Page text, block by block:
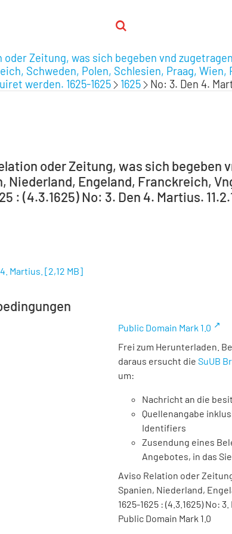
oder Zeitung, was sich begeben vnd
Schweden, Polen, Schlesien, Praag,
werden. 1625-1625
1625 No: 3. Den 4.
oder Zeitung, was sich begeben
Niederland, Engeland, Franckreich,
: (4.3.1625) No: 3. Den 4. Martius.
Martius. [2,12 MB]
Public Domain Mark 1.0
Frei zum Herunterladen.
daraus ersucht die SuUB
um:
Nachricht an die
Quellenangabe
Identifiers
Zusendung eines
Angebotes, in das
Aviso Relation oder
Spanien, Niederland,
1625-1625 : (4.3.1625) No:
Public Domain Mark 1.0